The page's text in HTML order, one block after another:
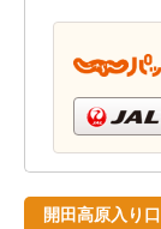
開田高原入り